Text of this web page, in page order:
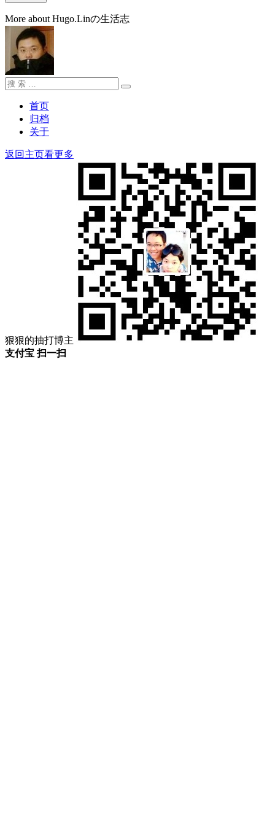
More about Hugo.Linの生活志
搜
搜
首页
归档
关于
返回主页看更多
狠狠的抽打博主
支付宝 扫一扫